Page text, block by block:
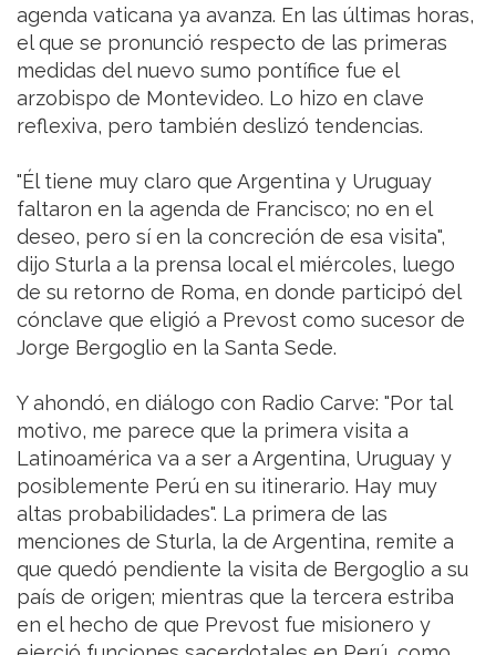
agenda vaticana ya avanza. En las últimas horas,
el que se pronunció respecto de las primeras
medidas del nuevo sumo pontífice fue el
arzobispo de Montevideo. Lo hizo en clave
reflexiva, pero también deslizó tendencias.
"Él tiene muy claro que Argentina y Uruguay
faltaron en la agenda de Francisco; no en el
deseo, pero sí en la concreción de esa visita",
dijo Sturla a la prensa local el miércoles, luego
de su retorno de Roma, en donde participó del
cónclave que eligió a Prevost como sucesor de
Jorge Bergoglio en la Santa Sede.
Y ahondó, en diálogo con Radio Carve: "Por tal
motivo, me parece que la primera visita a
Latinoamérica va a ser a Argentina, Uruguay y
posiblemente Perú en su itinerario. Hay muy
altas probabilidades". La primera de las
menciones de Sturla, la de Argentina, remite a
que quedó pendiente la visita de Bergoglio a su
país de origen; mientras que la tercera estriba
en el hecho de que Prevost fue misionero y